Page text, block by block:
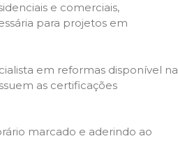
e comerciais,
para projetos em
em reformas disponível na
as certificações
marcado e aderindo ao